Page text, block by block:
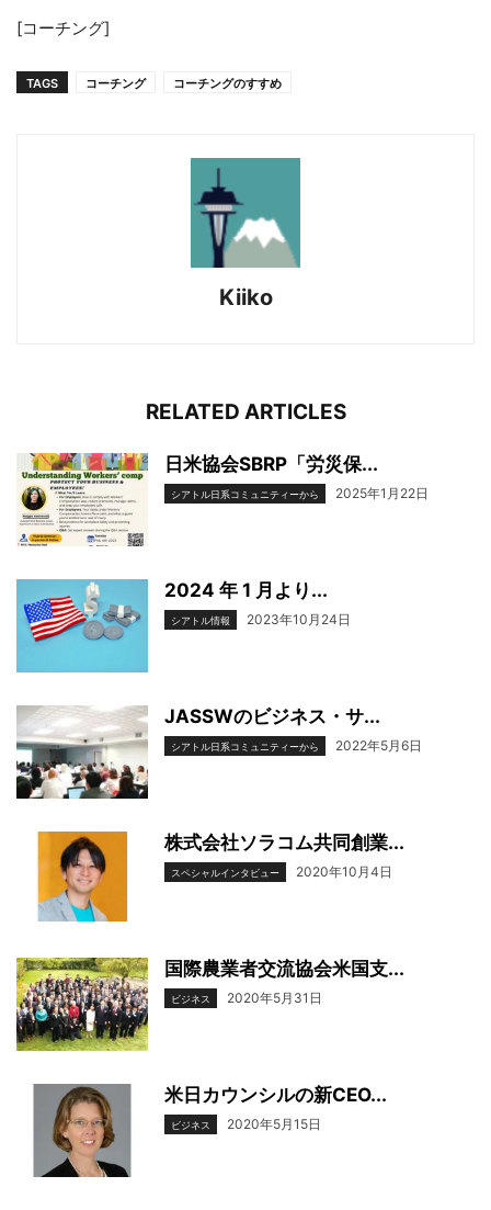
[コーチング]
TAGS コーチング コーチングのすすめ
Kiiko
RELATED ARTICLES
日米協会SBRP「労災保...
シアトル日系コミュニティーから 2025年1月22日
2024 年 1 月より...
シアトル情報 2023年10月24日
JASSWのビジネス・サ...
シアトル日系コミュニティーから 2022年5月6日
株式会社ソラコム共同創業...
スペシャルインタビュー 2020年10月4日
国際農業者交流協会米国支...
ビジネス 2020年5月31日
米日カウンシルの新CEO...
ビジネス 2020年5月15日